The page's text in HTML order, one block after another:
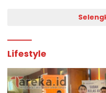
Lifestyle